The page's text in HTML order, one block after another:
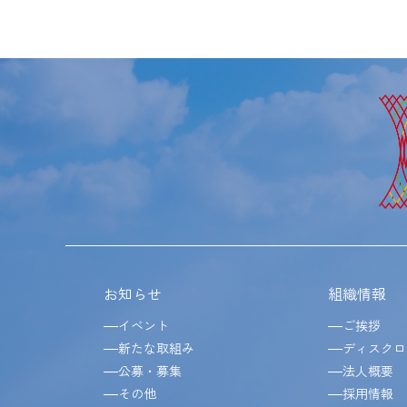
お知らせ
イベント
新たな取組み
公募・募集
その他
組織情報
ご挨拶
ディスク
法人概要
採用情報